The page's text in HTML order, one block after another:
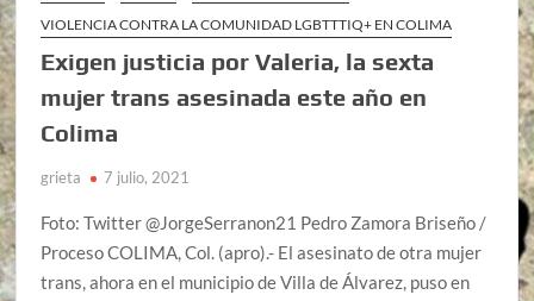
VIOLENCIA CONTRA LA COMUNIDAD LGBTTTIQ+ EN COLIMA
Exigen justicia por Valeria, la sexta
mujer trans asesinada este año en
Colima
grieta 7 julio, 2021
Foto: Twitter @JorgeSerranon21 Pedro Zamora Briseño /
Proceso COLIMA, Col. (apro).- El asesinato de otra mujer
trans, ahora en el municipio de Villa de Álvarez, puso en